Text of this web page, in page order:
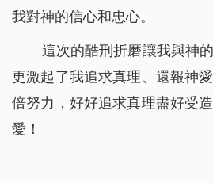
我對神的信心和忠心。
這次的酷刑折磨讓我與神
更激起了我追求真理、還報神
倍努力，好好追求真理盡好受
愛！